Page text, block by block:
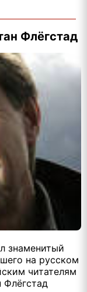
Флёгстад
знаменитый
на русском
читателям